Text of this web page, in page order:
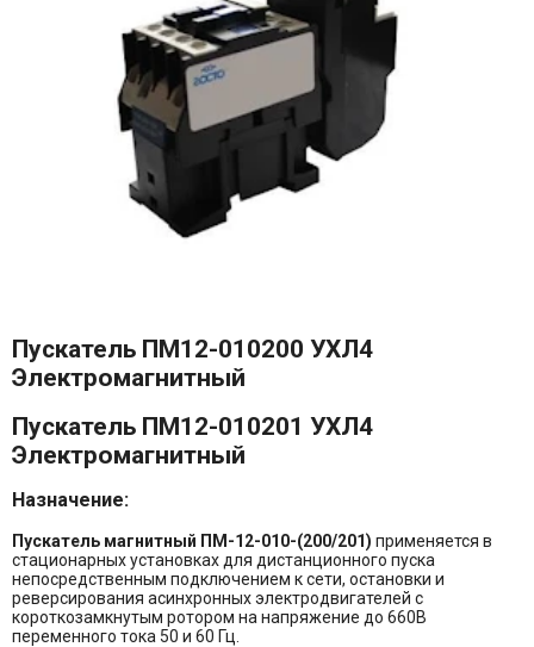
Пускатель ПМ12-010200 УХЛ4
Электромагнитный
Пускатель ПМ12-010201 УХЛ4
Электромагнитный
Назначение:
Пускатель магнитный ПМ-12-010-(200/201) применяется в
стационарных установках для дистанционного пуска
непосредственным подключением к сети, остановки и
реверсирования асинхронных электродвигателей с
короткозамкнутым ротором на напряжение до 660В
переменного тока 50 и 60 Гц.